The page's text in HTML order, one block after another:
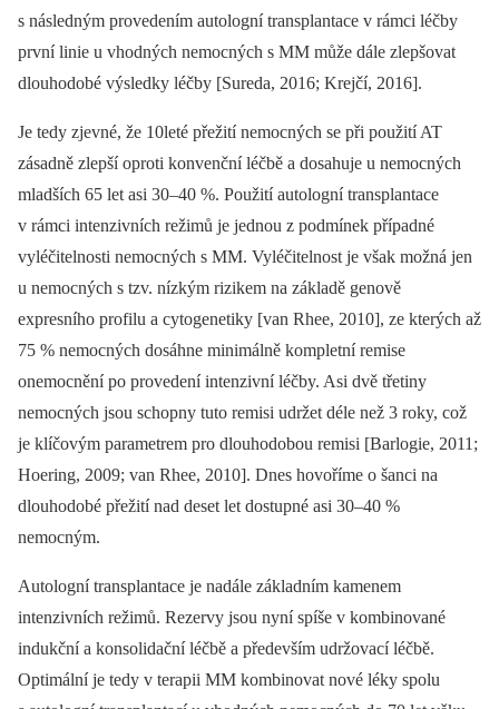
s následným provedením autologní transplantace v rámci léčby
první linie u vhodných nemocných s MM může dále zlepšovat
dlouhodobé výsledky léčby [Sureda, 2016; Krejčí, 2016].
Je tedy zjevné, že 10leté přežití nemocných se při použití AT
zásadně zlepší oproti konvenční léčbě a dosahuje u nemocných
mladších 65 let asi 30–40 %. Použití autologní transplantace
v rámci intenzivních režimů je jednou z podmínek případné
vyléčitelnosti nemocných s MM. Vyléčitelnost je však možná jen
u nemocných s tzv. nízkým rizikem na základě genově
expresního profilu a cytogenetiky [van Rhee, 2010], ze kterých až
75 % nemocných dosáhne minimálně kompletní remise
onemocnění po provedení intenzivní léčby. Asi dvě třetiny
nemocných jsou schopny tuto remisi udržet déle než 3 roky, což
je klíčovým parametrem pro dlouhodobou remisi [Barlogie, 2011;
Hoering, 2009; van Rhee, 2010]. Dnes hovoříme o šanci na
dlouhodobé přežití nad deset let dostupné asi 30–40 %
nemocným.
Autologní transplantace je nadále základním kamenem
intenzivních režimů. Rezervy jsou nyní spíše v kombinované
indukční a konsolidační léčbě a především udržovací léčbě.
Optimální je tedy v terapii MM kombinovat nové léky spolu